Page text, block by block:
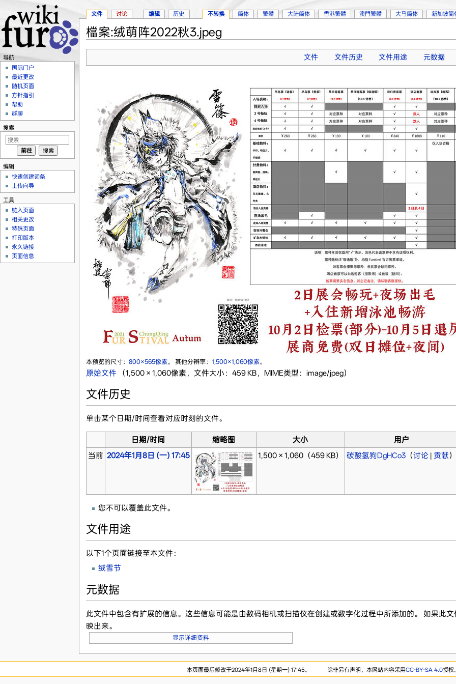
檔案:绒萌阵2022秋3.jpeg
文件 文件历史 文件用途 元数据
本预览的尺寸： 800×565像素。 其他分辨率： 1,500×1,060像素。
原始文件‎ （1,500 × 1,060像素，文件大小：459 KB，MIME类型：image/jpeg）
文件历史
单击某个日期/时间查看对应时刻的文件。
日期/时间 缩略图 大小
用户
当前 2024年1月8日 (一) 17:45 1,500 × 1,060（459 KB） 碳酸氢狗DgHCo3（讨论| 贡献）
您不可以覆盖此文件。
文件用途
以下1个页面链接至本文件：
绒雪节
元数据
此文件中包含有扩展的信息。这些信息可能是由数码相机或扫描仪在创建或数字化过程中所添加的。 如果此
映出来。
显示详细资料
文件 讨论 编辑 历史 不转换 简体 繁體 大陆简体 香港繁體 澳門繁體 大马简体 新加坡简
导航
国际门户
最近更改
随机页面
方针指引
帮助
群聊
搜索
编辑
快速创建词条
上传向导
工具
链入页面
相关更改
特殊页面
打印版本
永久链接
页面信息
本页面最后修改于2024年1月8日 (星期一) 17:45。 除非另有声明，本网站内容采用CC-BY-SA 4.0授权